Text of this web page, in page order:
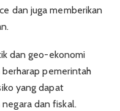
dan juga memberikan
dan geo-ekonomi
pemerintah
yang dapat
dan fiskal.